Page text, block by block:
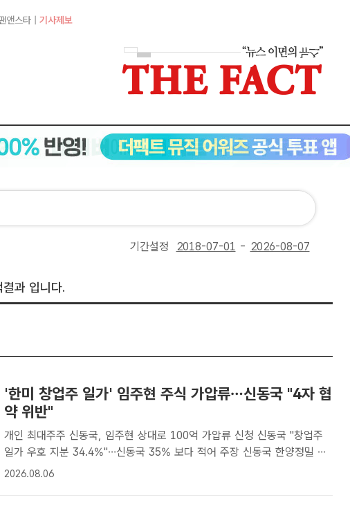
앤스타 기사제보
기간설정 -
과 입니다.
'한미 창업주 일가' 임주현 주식 가압류…신동국 "4자 협
약 위반"
개인 최대주주 신동국, 임주현 상대로 100억 가압류 신청 신동국 "창업주
일가 우호 지분 34.4%"…신동국 35% 보다 적어 주장 신동국 한양정밀 회
장이 임주현 한미사이언스 부회장을 상대로 낸 100억원 규모의 주식 가압
2026.08.06